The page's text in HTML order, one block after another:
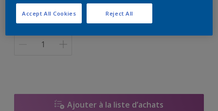
Quantité
Ajouter à la liste d’achats
Reject All
Accept All Cookies